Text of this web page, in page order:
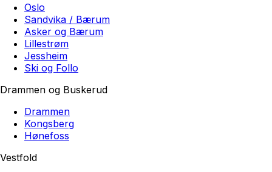
Oslo
Sandvika / Bærum
Asker og Bærum
Lillestrøm
Jessheim
Ski og Follo
Drammen og Buskerud
Drammen
Kongsberg
Hønefoss
Vestfold